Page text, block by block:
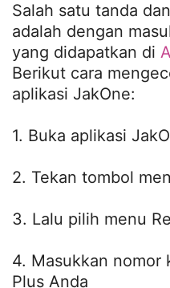
Salah satu tanda
adalah dengan
yang didapatkan di
Berikut cara
aplikasi JakOne:
1. Buka aplikasi
2. Tekan tombol
3. Lalu pilih menu
4. Masukkan nomor
Plus Anda